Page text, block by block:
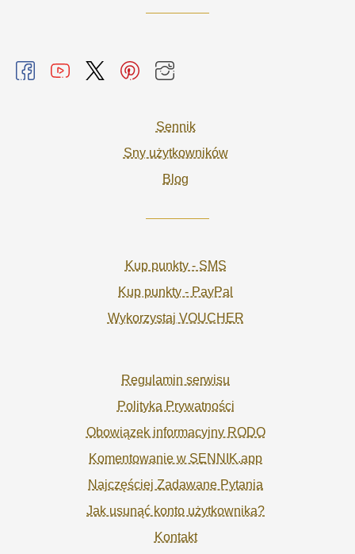
Sennik
Sny użytkowników
Blog
Kup punkty - SMS
Kup punkty - PayPal
Wykorzystaj VOUCHER
Regulamin serwisu
Polityka Prywatności
Obowiązek informacyjny RODO
Komentowanie w SENNIK.app
Najczęściej Zadawane Pytania
Jak usunąć konto użytkownika?
Kontakt